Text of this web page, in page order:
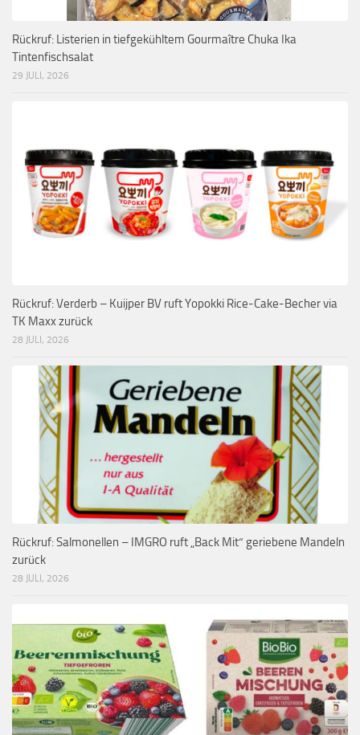
Rückruf: Listerien in tiefgekühltem Gourmaître Chuka Ika
Tintenfischsalat
29 JULI, 2026
Rückruf: Verderb – Kuijper BV ruft Yopokki Rice-Cake-Becher via
TK Maxx zurück
28 JULI, 2026
Rückruf: Salmonellen – IMGRO ruft „Back Mit“ geriebene Mandeln
zurück
28 JULI, 2026